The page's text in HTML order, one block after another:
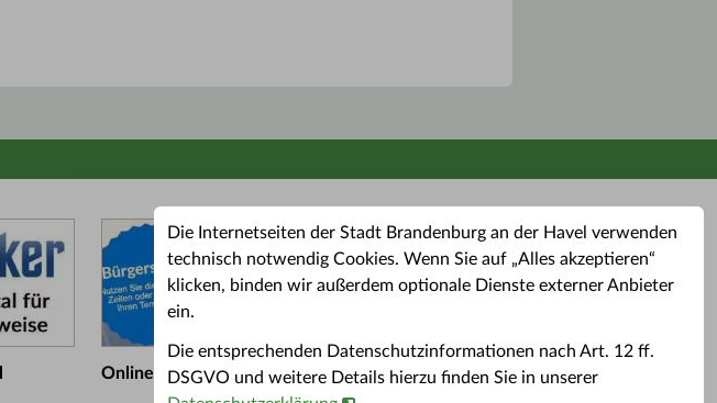
Die Internetseiten der Stadt Brandenburg an der Havel verwenden
technisch notwendig Cookies. Wenn Sie auf „Alles akzeptieren“
klicken, binden wir außerdem optionale Dienste externer Anbieter
ein.
Die entsprechenden Datenschutzinformationen nach Art. 12 ff.
DSGVO und weitere Details hierzu finden Sie in unserer
Online-Terminbuchung Altkleider-Container Sporttermine